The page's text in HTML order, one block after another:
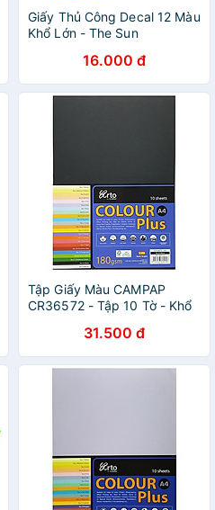
Giấy Thủ Công Decal 12 Màu
Khổ Lớn - The Sun
16.000 đ
Tập Giấy Màu CAMPAP
CR36572 - Tập 10 Tờ - Khổ
31.500 đ